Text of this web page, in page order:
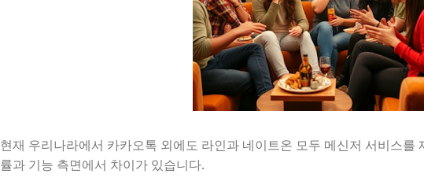
현재 우리나라에서 카카오톡 외에도 라인과 네이트온 모두 메신저 서비스를
률과 기능 측면에서 차이가 있습니다.